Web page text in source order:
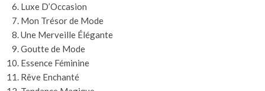
Luxe D’Occasion
Mon Trésor de Mode
Une Merveille Élégante
Goutte de Mode
Essence Féminine
Rêve Enchanté